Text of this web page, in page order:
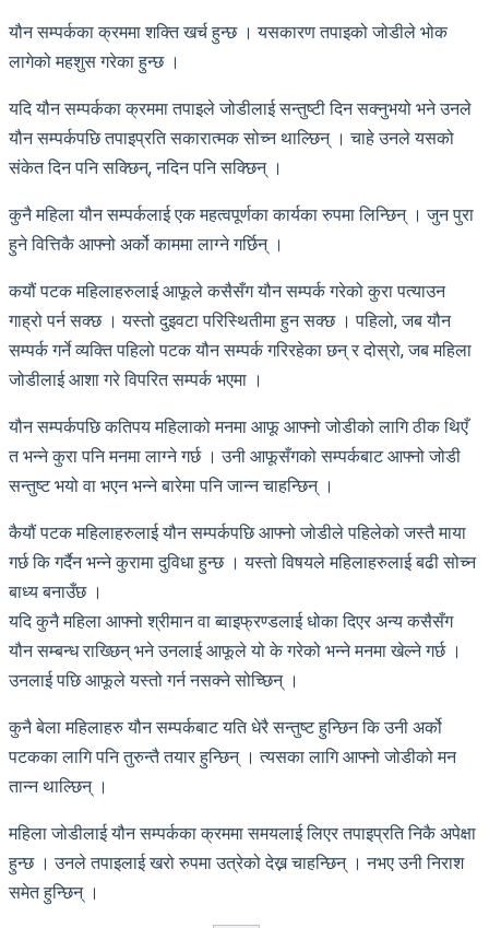
यौन सम्पर्कका क्रममा शक्ति खर्च हुन्छ । यसकारण तपाइको जोडीले भोक
लागेको महशुस गरेका हुन्छ ।
यदि यौन सम्पर्कका क्रममा तपाइले जोडीलाई सन्तुष्टी दिन सक्नुभयो भने उनले
यौन सम्पर्कपछि तपाइप्रति सकारात्मक सोच्न थाल्छिन् । चाहे उनले यसको
संकेत दिन पनि सक्छिन्, नदिन पनि सक्छिन् ।
कुनै महिला यौन सम्पर्कलाई एक महत्वपूर्णका कार्यका रुपमा लिन्छिन् । जुन पुरा
हुने वित्तिकै आफ्नो अर्को काममा लाग्ने गर्छिन् ।
कयौं पटक महिलाहरुलाई आफूले कसैसँग यौन सम्पर्क गरेको कुरा पत्याउन
गाह्रो पर्न सक्छ । यस्तो दुइवटा परिस्थितीमा हुन सक्छ । पहिलो, जब यौन
सम्पर्क गर्ने व्यक्ति पहिलो पटक यौन सम्पर्क गरिरहेका छन् र दोस्रो, जब महिला
जोडीलाई आशा गरे विपरित सम्पर्क भएमा ।
यौन सम्पर्कपछि कतिपय महिलाको मनमा आफू आफ्नो जोडीको लागि ठीक थिएँ
त भन्ने कुरा पनि मनमा लाग्ने गर्छ । उनी आफूसँगको सम्पर्कबाट आफ्नो जोडी
सन्तुष्ट भयो वा भएन भन्ने बारेमा पनि जान्न चाहन्छिन् ।
कैयौं पटक महिलाहरुलाई यौन सम्पर्कपछि आफ्नो जोडीले पहिलेको जस्तै माया
गर्छ कि गर्दैन भन्ने कुरामा दुविधा हुन्छ । यस्तो विषयले महिलाहरुलाई बढी सोच्न
बाध्य बनाउँछ ।
यदि कुनै महिला आफ्नो श्रीमान वा ब्वाइफ्रण्डलाई धोका दिएर अन्य कसैसँग
यौन सम्बन्ध राख्छिन् भने उनलाई आफूले यो के गरेको भन्ने मनमा खेल्ने गर्छ ।
उनलाई पछि आफूले यस्तो गर्न नसक्ने सोच्छिन् ।
कुनै बेला महिलाहरु यौन सम्पर्कबाट यति धेरै सन्तुष्ट हुन्छिन कि उनी अर्को
पटकका लागि पनि तुरुन्तै तयार हुन्छिन् । त्यसका लागि आफ्नो जोडीको मन
तान्न थाल्छिन् ।
महिला जोडीलाई यौन सम्पर्कका क्रममा समयलाई लिएर तपाइप्रति निकै अपेक्षा
हुन्छ । उनले तपाइलाई खरो रुपमा उत्रेको देख्न चाहन्छिन् । नभए उनी निराश
समेत हुन्छिन् ।